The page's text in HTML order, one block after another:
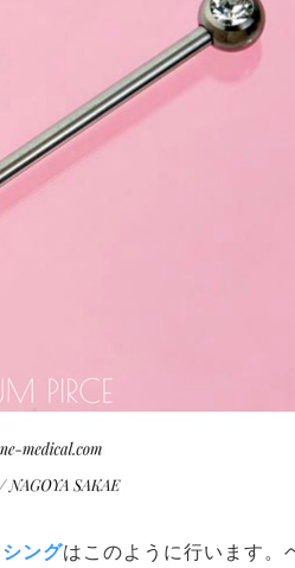
ングはこのように行います。